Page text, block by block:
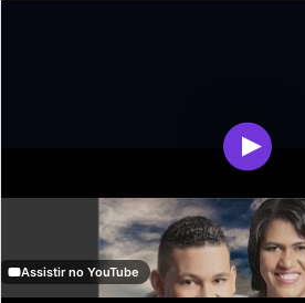
Assistir no YouTube